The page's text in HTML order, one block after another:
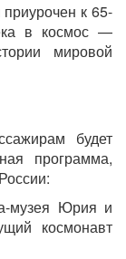
к 65-
в космос —
мировой
будет
программа,
музея Юрия и
космонавт